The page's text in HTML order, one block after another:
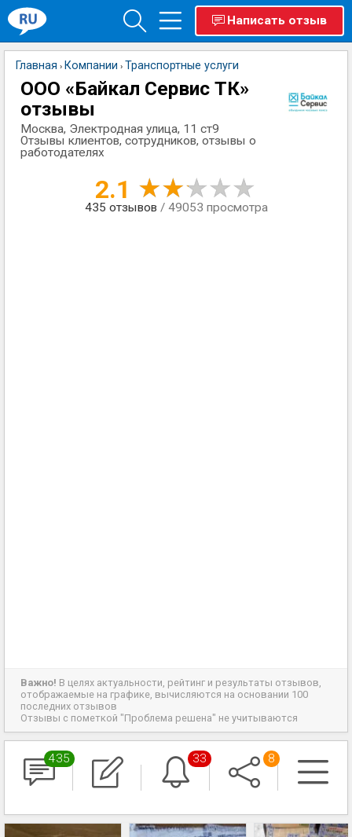
Написать отзыв
Главная › Компании › Транспортные услуги
ООО «Байкал Сервис ТК»
отзывы
Москва, ​Электродная улица, 11 ст9
Отзывы клиентов, сотрудников, отзывы о
работодателях
2.1
435 отзывов / 49053 просмотра
Важно! В целях актуальности, рейтинг и результаты отзывов,
отображаемые на графике, вычисляются на основании 100
последних отзывов
Отзывы с пометкой "Проблема решена" не учитываются
435 33 8